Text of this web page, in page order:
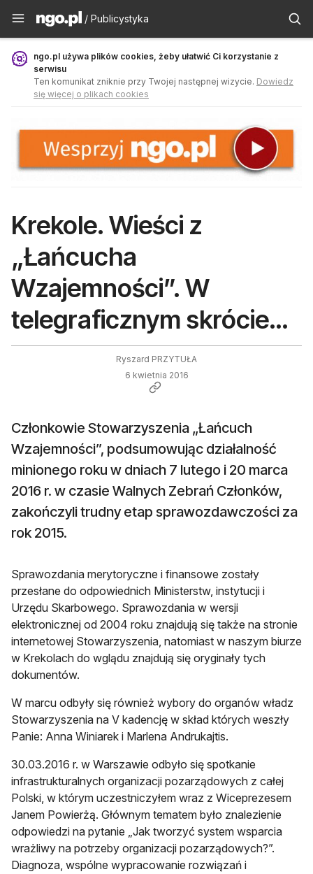
Publicystyka - ngo.pl
/ Publicystyka
ngo.pl używa plików cookies, żeby ułatwić Ci korzystanie z
serwisu
Ten komunikat zniknie przy Twojej następnej wizycie. Dowiedz
się więcej o plikach cookies
Krekole. Wieści z
„Łańcucha
Wzajemności”. W
telegraficznym skrócie…
Ryszard PRZYTUŁA
6 kwietnia 2016
Członkowie Stowarzyszenia „Łańcuch
Wzajemności”, podsumowując działalność
minionego roku w dniach 7 lutego i 20 marca
2016 r. w czasie Walnych Zebrań Członków,
zakończyli trudny etap sprawozdawczości za
rok 2015.
Sprawozdania merytoryczne i finansowe zostały
przesłane do odpowiednich Ministerstw, instytucji i
Urzędu Skarbowego. Sprawozdania w wersji
elektronicznej od 2004 roku znajdują się także na stronie
internetowej Stowarzyszenia, natomiast w naszym biurze
w Krekolach do wglądu znajdują się oryginały tych
dokumentów.
W marcu odbyły się również wybory do organów władz
Stowarzyszenia na V kadencję w skład których weszły
Panie: Anna Winiarek i Marlena Andrukajtis.
30.03.2016 r. w Warszawie odbyło się spotkanie
infrastrukturalnych organizacji pozarządowych z całej
Polski, w którym uczestniczyłem wraz z Wiceprezesem
Janem Powierżą. Głównym tematem było znalezienie
odpowiedzi na pytanie „Jak tworzyć system wsparcia
wrażliwy na potrzeby organizacji pozarządowych?”.
Diagnoza, wspólne wypracowanie rozwiązań i